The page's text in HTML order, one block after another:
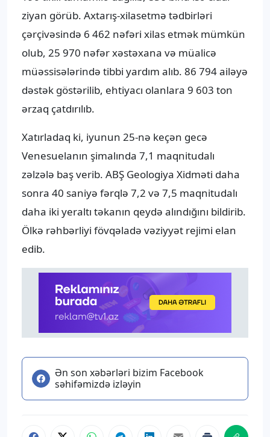
ziyan görüb. Axtarış-xilasetmə tədbirləri
çərçivəsində 6 462 nəfəri xilas etmək mümkün
olub, 25 970 nəfər xəstəxana və müalicə
müəssisələrində tibbi yardım alıb. 86 794 ailəyə
dəstək göstərilib, ehtiyacı olanlara 9 603 ton
ərzaq çatdırılıb.
Xatırladaq ki, iyunun 25-nə keçən gecə
Venesuelanın şimalında 7,1 maqnitudalı
zəlzələ baş verib. ABŞ Geologiya Xidməti daha
sonra 40 saniyə fərqlə 7,2 və 7,5 maqnitudalı
daha iki yeraltı təkanın qeydə alındığını bildirib.
Ölkə rəhbərliyi fövqəladə vəziyyət rejimi elan
edib.
Ən son xəbərləri bizim Facebook
səhifəmizdə izləyin